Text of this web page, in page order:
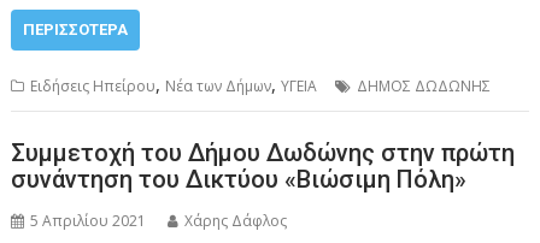
ΠΕΡΙΣΣΌΤΕΡΑ
Ειδήσεις Ηπείρου, Νέα των Δήμων,ΥΓΕΙΑ ΔΗΜΟΣ ΔΩΔΩΝΗΣ
Συμμετοχή του Δήμου Δωδώνης στην πρώτη
συνάντηση του Δικτύου «Βιώσιμη Πόλη»
5 Απριλίου 2021 Χάρης Δάφλος